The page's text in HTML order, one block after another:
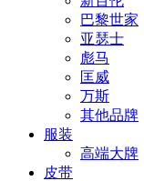
巴黎世家
亚瑟士
彪马
匡威
万斯
其他品牌
服装
高端大牌
皮带